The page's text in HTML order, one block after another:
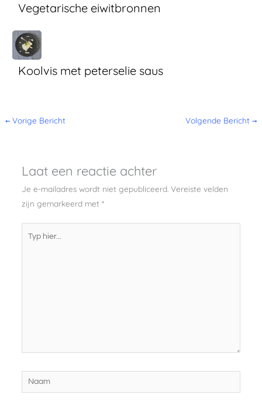
Vegetarische eiwitbronnen
Koolvis met peterselie saus
← Vorige Bericht Volgende Bericht →
Laat een reactie achter
Je e-mailadres wordt niet gepubliceerd. Vereiste velden
zijn gemarkeerd met *
Naam